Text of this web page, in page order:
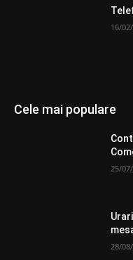
16/
Cele mai populare
25/
28/